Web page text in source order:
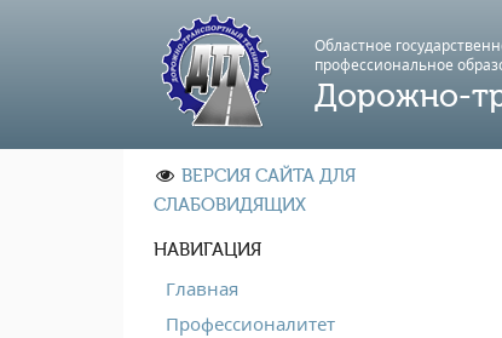
Областное
профессиональноe
Дорожно-
ВЕРСИЯ САЙТА ДЛЯ
СЛАБОВИДЯЩИХ
НАВИГАЦИЯ
Главная
Профессионалитет